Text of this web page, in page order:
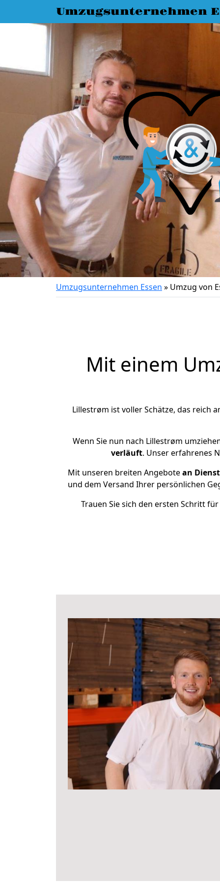
Umzugsunternehmen
Umzugsunternehmen Essen » Umzug von
Mit einem
Lillestrøm ist voller Schätze, das reich
Wenn Sie nun nach Lillestrøm
verläuft. Unser erfahrenes
Mit unseren breiten Angebotean
und dem Versand Ihrer persönlichen
Trauen Sie sich den ersten Schritt